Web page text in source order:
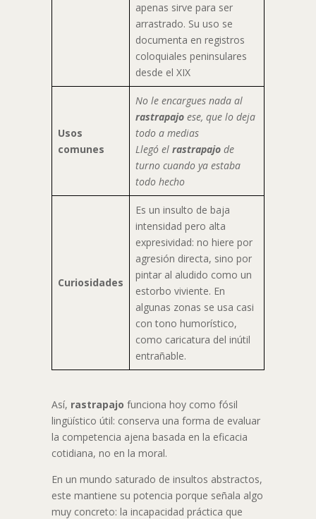
apenas sirve para ser
arrastrado. Su uso se
documenta en registros
coloquiales peninsulares
desde el XIX
Usos
comunes
No le encargues nada al
rastrapajoese, que lo deja
todo a medias
Llegó el rastrapajode
turno cuando ya estaba
todo hecho
Curiosidades
Es un insulto de baja
intensidad pero alta
expresividad: no hiere por
agresión directa, sino por
pintar al aludido como un
estorbo viviente. En
algunas zonas se usa casi
con tono humorístico,
como caricatura del inútil
entrañable.
Así, rastrapajo funciona hoy como fósil
lingüístico útil: conserva una forma de evaluar
la competencia ajena basada en la eficacia
cotidiana, no en la moral.
En un mundo saturado de insultos abstractos,
este mantiene su potencia porque señala algo
muy concreto: la incapacidad práctica que